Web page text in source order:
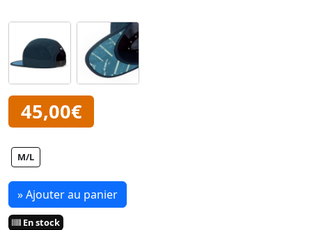
45,00€
M/L
» Ajouter au panier
En stock